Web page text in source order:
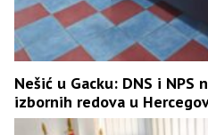
Nešić u Gacku: DNS i NPS
izbornih redova u